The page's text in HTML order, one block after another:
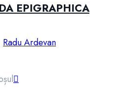
EPIGRAPHICA
Radu Ardevan